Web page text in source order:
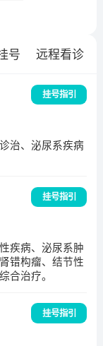
学和科研于一
年科技奖1人、
院泌尿外科学
医学部设结
科、肾上腺外
。年门诊量超
后承担国家86
国家科技进步
1项、中华医学
海南分部泌
奇机器人手术
系统、碎石中
外科建立了国
系，完成了海
人肾癌根治
下尿路结石
号 远程看诊
挂号指引
治、泌尿系疾病
挂号指引
疾病、泌尿系肿
错构瘤、结节性
合治疗。
挂号指引